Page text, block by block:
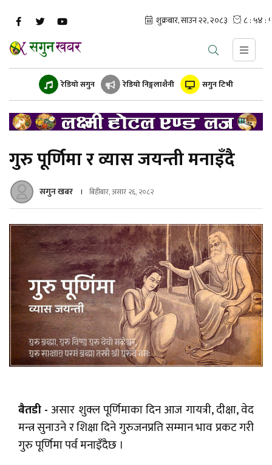
रेडियो सगुन रेडियो निङ्गलाशैनी सगुन टिभी
गुरु पूर्णिमा र व्यास जयन्ती मनाइँदै
सगुन खबर बिहीबार, असार २६, २०८२
बैतडी -असार शुक्ल पूर्णिमाका दिन आज गायत्री, दीक्षा, वेद
मन्त्र सुनाउने र शिक्षा दिने गुरुजनप्रति सम्मान भाव प्रकट गरी
गुरु पूर्णिमा पर्व मनाइँदैछ ।